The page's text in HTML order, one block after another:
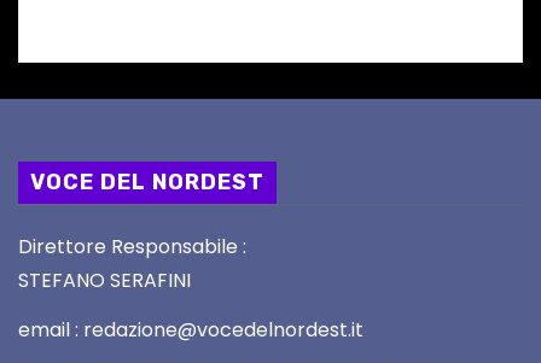
VOCE DEL NORDEST
Direttore Responsabile :
STEFANO SERAFINI
email : redazione@vocedelnordest.it